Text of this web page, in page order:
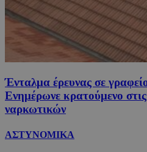
Ένταλμα έρευνας σε
Ενημέρωνε κρατούμενο
ναρκωτικών
ΑΣΤΥΝΟΜΙΚΑ